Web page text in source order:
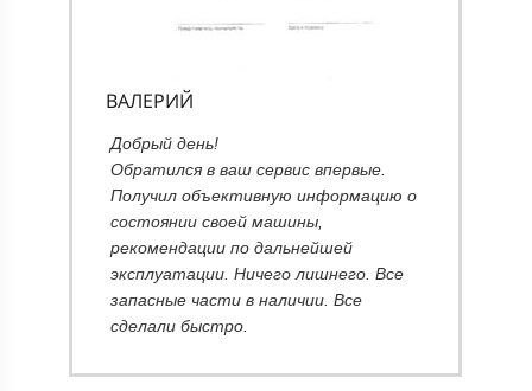
ВАЛЕРИЙ
Добрый день!
Обратился в ваш сервис впервые.
Получил объективную информацию о
состоянии своей машины,
рекомендации по дальнейшей
эксплуатации. Ничего лишнего. Все
запасные части в наличии. Все
сделали быстро.